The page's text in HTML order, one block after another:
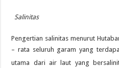
Salinitas
Pengertian salinitas menurut
– rata seluruh garam yang
utama dari air laut yang